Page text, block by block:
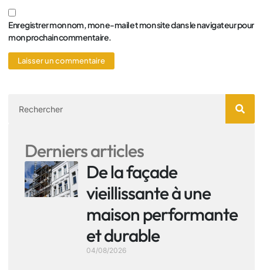
Enregistrer mon nom, mon e-mail et mon site dans le navigateur pour
mon prochain commentaire.
Derniers articles
De la façade
vieillissante à une
maison performante
et durable
04/08/2026